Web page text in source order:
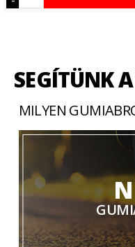
SEGÍTÜNK
MILYEN